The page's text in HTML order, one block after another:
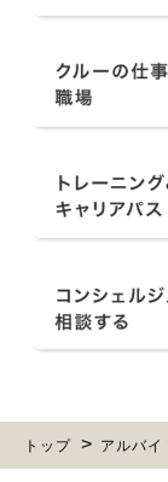
トップ アルバイ